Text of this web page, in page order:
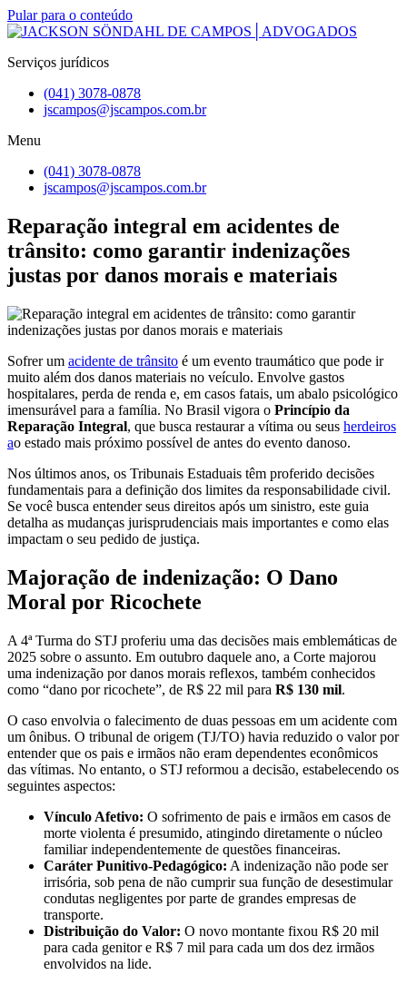
Pular para o conteúdo
Serviços jurídicos
(041) 3078-0878
jscampos@jscampos.com.br
Menu
(041) 3078-0878
jscampos@jscampos.com.br
Reparação integral em acidentes de
trânsito: como garantir indenizações
justas por danos morais e materiais
Sofrer um acidente de trânsito é um evento traumático que pode ir
muito além dos danos materiais no veículo. Envolve gastos
hospitalares, perda de renda e, em casos fatais, um abalo psicológico
imensurável para a família. No Brasil vigora o Princípio da
Reparação Integral, que busca restaurar a vítima ou seus herdeiros
ao estado mais próximo possível de antes do evento danoso.
Nos últimos anos, os Tribunais Estaduais têm proferido decisões
fundamentais para a definição dos limites da responsabilidade civil.
Se você busca entender seus direitos após um sinistro, este guia
detalha as mudanças jurisprudenciais mais importantes e como elas
impactam o seu pedido de justiça.
Majoração de indenização: O Dano
Moral por Ricochete
A 4ª Turma do STJ proferiu uma das decisões mais emblemáticas de
2025 sobre o assunto. Em outubro daquele ano, a Corte majorou
uma indenização por danos morais reflexos, também conhecidos
como “dano por ricochete”, de R$ 22 mil para R$ 130 mil.
O caso envolvia o falecimento de duas pessoas em um acidente com
um ônibus. O tribunal de origem (TJ/TO) havia reduzido o valor por
entender que os pais e irmãos não eram dependentes econômicos
das vítimas. No entanto, o STJ reformou a decisão, estabelecendo os
seguintes aspectos:
Vínculo Afetivo: O sofrimento de pais e irmãos em casos de
morte violenta é presumido, atingindo diretamente o núcleo
familiar independentemente de questões financeiras.
Caráter Punitivo-Pedagógico: A indenização não pode ser
irrisória, sob pena de não cumprir sua função de desestimular
condutas negligentes por parte de grandes empresas de
transporte.
Distribuição do Valor: O novo montante fixou R$ 20 mil
para cada genitor e R$ 7 mil para cada um dos dez irmãos
envolvidos na lide.